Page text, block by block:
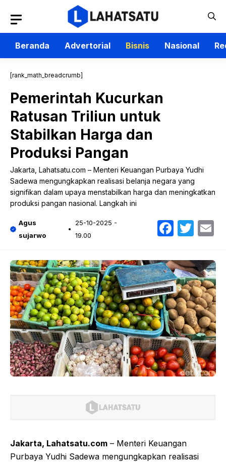
isi
Beranda
Advertorial Bisnis Nasional
[rank_math_breadcrumb]
Pemerintah Kucurkan
Ratusan Triliun untuk
Stabilkan Harga dan
Produksi Pangan
Jakarta, Lahatsatu.com – Menteri Keuangan Purbaya Yudhi
Sadewa mengungkapkan realisasi belanja negara yang
signifikan dalam upaya menstabilkan harga dan meningkatkan
produksi pangan nasional. Langkah ini
Agus
sujarwo
25-10-2025 -
19.00
Jakarta, Lahatsatu.com – Menteri Keuangan
Purbaya Yudhi Sadewa mengungkapkan realisasi